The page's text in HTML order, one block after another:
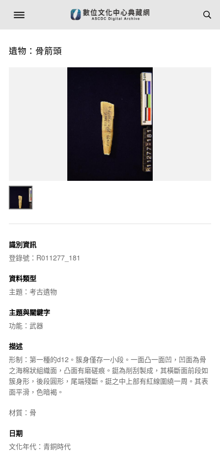
遺物：骨箭頭
識別資訊
登錄號：R011277_181
資料類型
主題：考古遺物
主題與關鍵字
功能：武器
描述
形制：第一種的d12。簇身僅存一小段。一面凸一面凹，凹面為骨
之海棉狀組織面，凸面有磨磋痕。鋌為削刮製成，其橫斷面前段如
簇身形，後段圓形，尾端殘斷。鋌之中上部有紅線圍繞一周。其表
面平滑，色暗褐。
材質：骨
日期
文化年代：青銅時代